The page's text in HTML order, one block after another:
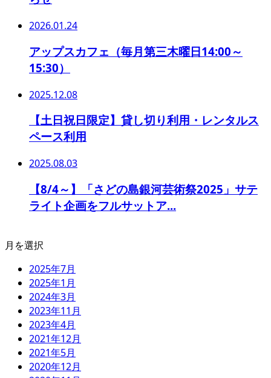
2026.01.24
アップスカフェ（毎月第三木曜日14:00～
15:30）
2025.12.08
【土日祝日限定】貸し切り利用・レンタルス
ペース利用
2025.08.03
【8/4～】「さどの島銀河芸術祭2025」サテ
ライト企画をフルサットア...
月を選択
2025年7月
2025年1月
2024年3月
2023年11月
2023年4月
2021年12月
2021年5月
2020年12月